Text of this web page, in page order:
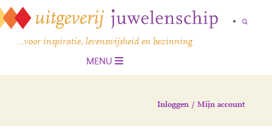
…voor inspiratie, levenswijsheid en bezinning
MENU
Inloggen / Mijn account